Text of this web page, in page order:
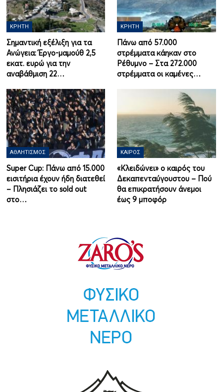
ΚΡΉΤΗ
Σημαντική εξέλιξη για τα
Ανώγεια: Έργο-μαμούθ 2,5
εκατ. ευρώ για την
αναβάθμιση 22…
ΚΡΉΤΗ
Πάνω από 57.000
στρέμματα κάηκαν στο
Ρέθυμνο – Στα 272.000
στρέμματα οι καμένες…
ΑΘΛΗΤΙΣΜΌΣ
Super Cup: Πάνω από 15.000
εισιτήρια έχουν ήδη διατεθεί
– Πλησιάζει το sold out
στο…
ΚΑΙΡΌΣ
«Κλειδώνει» ο καιρός του
Δεκαπενταύγουστου – Πού
θα επικρατήσουν άνεμοι
έως 9 μποφόρ